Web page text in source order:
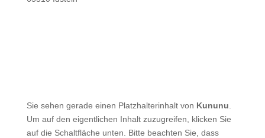
Sie sehen gerade einen Platzhalterinhalt von Kununu
Um auf den eigentlichen Inhalt zuzugreifen, klicken Sie
auf die Schaltfläche unten. Bitte beachten Sie, dass